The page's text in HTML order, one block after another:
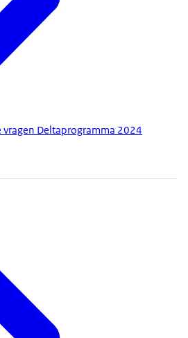
Deltaprogramma 2024